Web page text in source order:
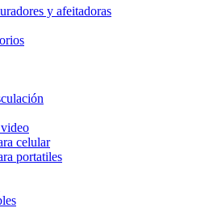
y afeitadoras
celular
portatiles